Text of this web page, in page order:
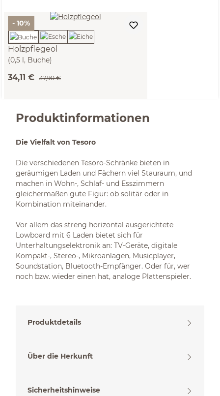
- 10%
Holzpflegeöl
(0,5 l, Buche)
34,11 € 37,90 €
Produktinformationen
Die Vielfalt von Tesoro
Die verschiedenen Tesoro-Schränke bieten in
geräumigen Laden und Fächern viel Stauraum, und
machen in Wohn-, Schlaf- und Esszimmern
gleichermaßen gute Figur: ob solitär oder in
Kombination miteinander.
Vor allem das streng horizontal ausgerichtete
Lowboard mit 6 Laden bietet sich für
Unterhaltungselektronik an: TV-Geräte, digitale
Kompakt-, Stereo-, Mikroanlagen, Musicplayer,
Soundstation, Bluetooth-Empfänger. Oder für, wer
noch bzw. wieder einen hat, analoge Plattenspieler.
Produktdetails
Über die Herkunft
Sicherheitshinweise